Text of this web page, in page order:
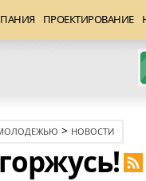
ПРОЕКТИРОВАНИЕ
> НОВОСТИ